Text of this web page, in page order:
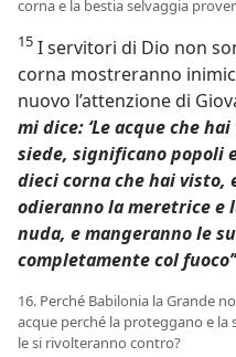
corna e la bestia selvaggia
15 I servitori di Dio non
corna mostreranno
nuovo l’attenzione di
mi dice: ‘Le acque che
siede, significano popoli
dieci corna che hai visto,
odieranno la meretrice e
nuda, e mangeranno le
completamente col
16. Perché Babilonia la Grande
acque perché la proteggano e
le si rivolteranno contro?